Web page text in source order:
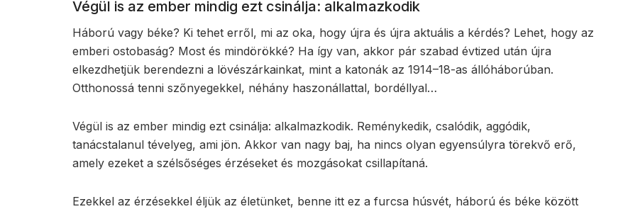
Végül is az ember mindig ezt csinálja: alkalmazkodik
Háború vagy béke? Ki tehet erről, mi az oka, hogy újra és újra aktuális a kérdés? Lehet, hogy az
emberi ostobaság? Most és mindörökké? Ha így van, akkor pár szabad évtized után újra
elkezdhetjük berendezni a lövészárkainkat, mint a katonák az 1914–18-as állóháborúban.
Otthonossá tenni szőnyegekkel, néhány haszonállattal, bordéllyal…
Végül is az ember mindig ezt csinálja: alkalmazkodik. Reménykedik, csalódik, aggódik,
tanácstalanul tévelyeg, ami jön. Akkor van nagy baj, ha nincs olyan egyensúlyra törekvő erő,
amely ezeket a szélsőséges érzéseket és mozgásokat csillapítaná.
Ezekkel az érzésekkel éljük az életünket, benne itt ez a furcsa húsvét, háború és béke között